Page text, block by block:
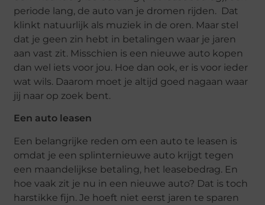
periode lang, de auto van je dromen rijden. Dat
klinkt natuurlijk als muziek in de oren. Maar stel
dat je geen zin hebt in betalingen waar je jaren
aan vast zit. Misschien is een nieuwe auto kopen
dan wel iets voor jou. Hoe dan ook, er is voor ieder
wat wils. Daarom moet je altijd goed nagaan waar
jij naar op zoek bent.
Een auto leasen
Een belangrijke reden om een auto te leasen is
omdat je een splinternieuwe auto krijgt tegen
een maandelijkse betaling, het leasebedrag. En
hoe vaak zit je nu in een nieuwe auto? Dat is toch
harstikke fijn. Je hoeft niet eerst jaren te sparen